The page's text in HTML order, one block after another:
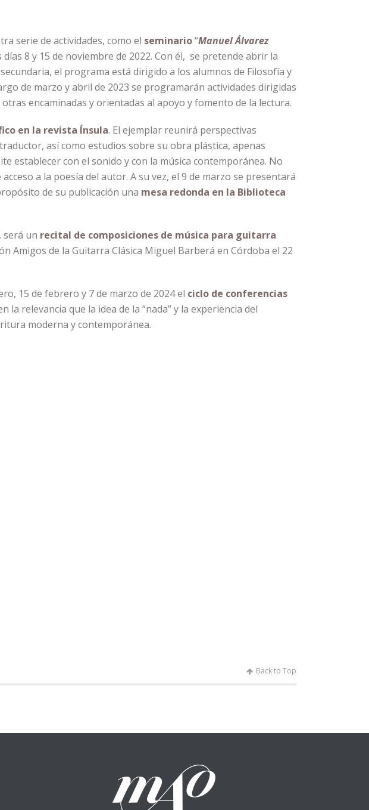
serie de actividades, como el seminario“Manuel Álvarez
8 y 15 de noviembre de 2022. Con él, se pretende abrir la
el programa está dirigido a los alumnos de Filosofía y
de marzo y abril de 2023 se programarán actividades dirigidas
encaminadas y orientadas al apoyo y fomento de la lectura.
en la revista Ínsula. El ejemplar reunirá perspectivas
así como estudios sobre su obra plástica, apenas
establecer con el sonido y con la música contemporánea. No
a la poesía del autor. A su vez, el 9 de marzo se presentará
de su publicación una mesa redonda en la Biblioteca
será un recital de composiciones de música para guitarra
Amigos de la Guitarra Clásica Miguel Barberá en Córdoba el 22
15 de febrero y 7 de marzo de 2024 el ciclo de conferencias
la relevancia que la idea de la “nada” y la experiencia del
moderna y contemporánea.
Back to Top